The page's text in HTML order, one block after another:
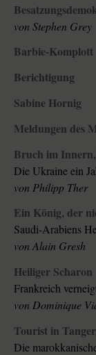
von Stephen Grey
Barbie-Komplott
Berichtigung
Sabine Hornig
Meldungen des
Die Ukraine ein
von Philipp Ther
Ein König, der
Saudi-Arabiens
von Alain Gresh
Heiliger Scharon
von Dominique
Die marokkanischen